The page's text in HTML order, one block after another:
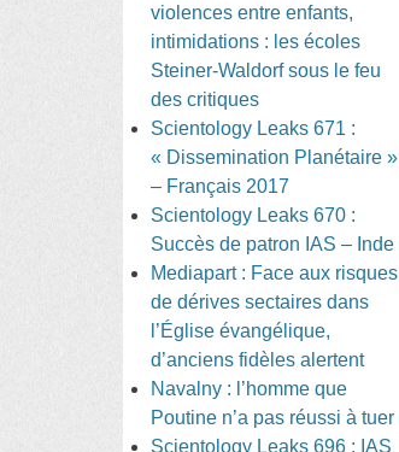
violences entre enfants,
intimidations : les écoles
Steiner-Waldorf sous le feu
des critiques
Scientology Leaks 671 :
« Dissemination Planétaire »
– Français 2017
Scientology Leaks 670 :
Succès de patron IAS – Inde
Mediapart : Face aux risques
de dérives sectaires dans
l’Église évangélique,
d’anciens fidèles alertent
Navalny : l’homme que
Poutine n’a pas réussi à tuer
Scientology Leaks 696 : IAS